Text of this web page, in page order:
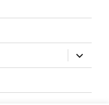
anzeigen